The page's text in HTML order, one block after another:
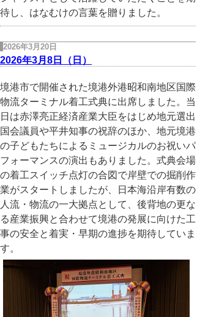
待し、はなむけの言葉を贈りました。
2026年3月20日
2026年3月8日（日）
境港市で開催された境港外港昭和南地区国際
物流ターミナル着工式典に出席しました。当
日は赤澤亮正経済産業大臣をはじめ地元選出
国会議員や平井知事の祝辞のほか、地元境港
の子どもたちによるミュージカルのお祝いパ
フォーマンスの演出もありました。式典会場
の着工スイッチ点灯の合図で岸壁での掘削作
業がスタートしましたが、日本海沿岸有数の
人流・物流の一大拠点として、後背地の更な
る産業振興と合わせて境港の発展に向けた工
事の安全と着実・早期の進捗を期待していま
す。